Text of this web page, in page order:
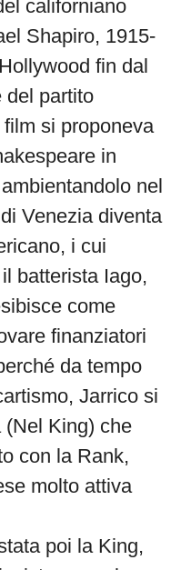
californiano
Shapiro, 1915-
fin dal
del partito
si proponeva
in
nel
Venezia diventa
i cui
batterista Iago,
come
finanziatori
da tempo
Jarrico si
(Nel King) che
con la Rank,
molto attiva
poi la King,